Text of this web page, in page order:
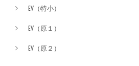
EV（特小）
EV（原１）
EV（原２）